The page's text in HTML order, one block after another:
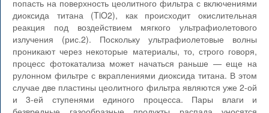
попасть на поверхность цеолитного фильтра с включениями
диоксида титана (TiO2), как происходит окислительная
реакция под воздействием мягкого ультрафиолетового
излучения (рис.2). Поскольку ультрафиолетовые волны
проникают через некоторые материалы, то, строго говоря,
процесс фотокатализа может начаться раньше — еще на
рулонном фильтре с вкраплениями диоксида титана. В этом
случае две пластины цеолитного фильтра являются уже 2-ой
и 3-ей ступенями единого процесса. Пары влаги и